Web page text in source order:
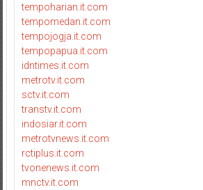
tempoharian.it.com
tempomedan.it.com
tempojogja.it.com
tempopapua.it.com
idntimes.it.com
metrotv.it.com
sctv.it.com
transtv.it.com
indosiar.it.com
metrotvnews.it.com
rctiplus.it.com
tvonenews.it.com
mnctv.it.com